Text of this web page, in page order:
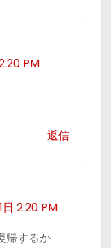
PM
返信
2:20 PM
帰するか